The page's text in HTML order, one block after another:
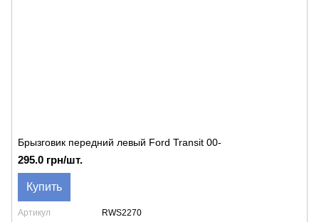
Брызговик передний левый Ford Transit 00-
295.0 грн/шт.
Купить
Артикул
RWS2270